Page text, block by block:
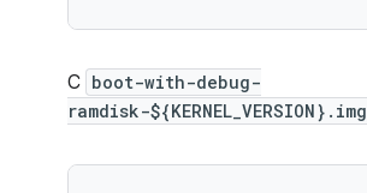
С boot-with-debug-
ramdisk-${KERNEL_VERSION}.img